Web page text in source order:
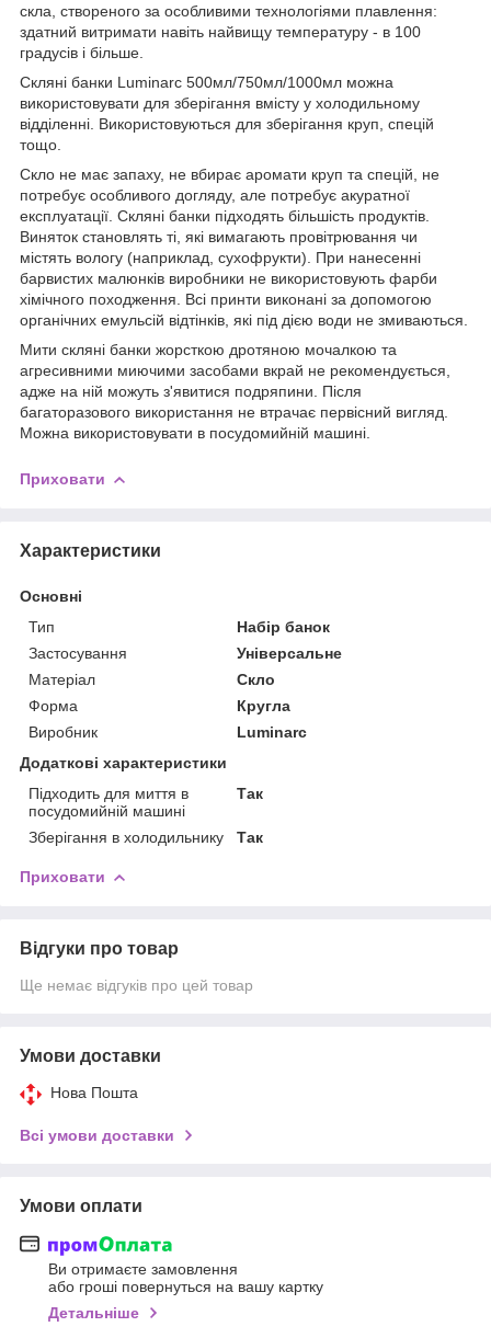
скла, створеного за особливими технологіями плавлення:
здатний витримати навіть найвищу температуру - в 100
градусів і більше.
Скляні банки Luminarc 500мл/750мл/1000мл можна
використовувати для зберігання вмісту у холодильному
відділенні. Використовуються для зберігання круп, спецій
тощо.
Скло не має запаху, не вбирає аромати круп та спецій, не
потребує особливого догляду, але потребує акуратної
експлуатації. Скляні банки підходять більшість продуктів.
Виняток становлять ті, які вимагають провітрювання чи
містять вологу (наприклад, сухофрукти). При нанесенні
барвистих малюнків виробники не використовують фарби
хімічного походження. Всі принти виконані за допомогою
органічних емульсій відтінків, які під дією води не змиваються.
Мити скляні банки жорсткою дротяною мочалкою та
агресивними миючими засобами вкрай не рекомендується,
адже на ній можуть з'явитися подряпини. Після
багаторазового використання не втрачає первісний вигляд.
Можна використовувати в посудомийній машині.
Приховати
Характеристики
Основні
Тип
Набір банок
Застосування
Універсальне
Матеріал
Скло
Форма
Кругла
Виробник
Luminarc
Додаткові характеристики
Підходить для миття в
посудомийній машині
Так
Зберігання в холодильнику Так
Приховати
Відгуки про товар
Ще немає відгуків про цей товар
Умови доставки
Нова Пошта
Всі умови доставки
Умови оплати
Ви отримаєте замовлення
або гроші повернуться на вашу картку
Детальніше